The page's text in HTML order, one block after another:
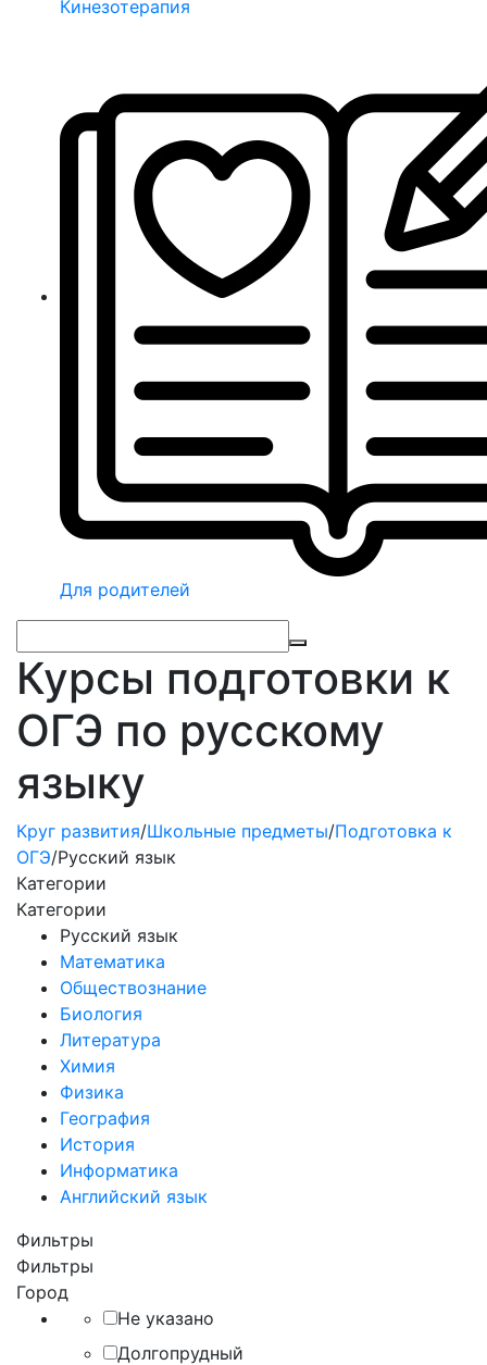
Кинезотерапия
Для родителей
Курсы подготовки к
ОГЭ по русскому
языку
Круг развития/Школьные предметы/Подготовка к
ОГЭ/Русский язык
Категории
Категории
Русский язык
Математика
Обществознание
Биология
Литература
Химия
Физика
География
История
Информатика
Английский язык
Фильтры
Фильтры
Город
Не указано
Долгопрудный